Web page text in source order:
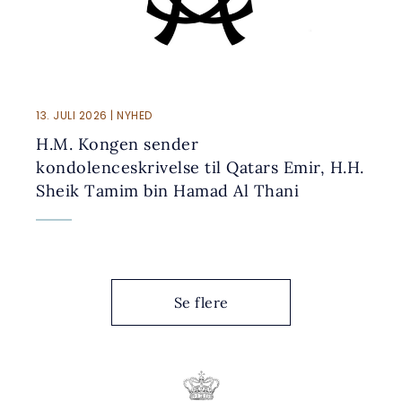
13. JULI 2026 | NYHED
H.M. Kongen sender
kondolenceskrivelse til Qatars Emir, H.H.
Sheik Tamim bin Hamad Al Thani
Se flere